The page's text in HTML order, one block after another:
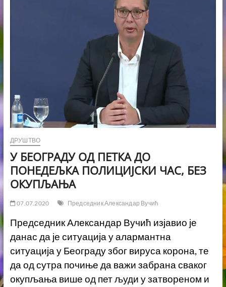
ДРУШТВО
У БЕОГРАДУ ОД ПЕТКА ДО
ПОНЕДЕЉКА ПОЛИЦИЈСКИ ЧАС, БЕЗ
ОКУПЉАЊА
07.07.2020 Председник Александар Вучић
Председник Александар Вучић изјавио је
данас да је ситуација у алармантна
ситуација у Београду због вируса корона, те
да од сутра почиње да важи забрана сваког
окупљања више од пет људи у затвореном и